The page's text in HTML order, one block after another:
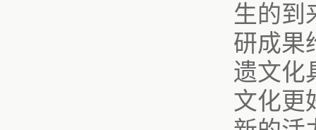
生的到
研成果
遗文化
文化更